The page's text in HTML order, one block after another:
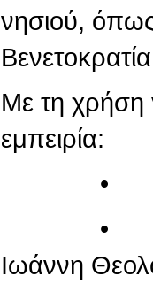
νησιού,
Με τη χρήση
εμπειρία:
• Να
• Να
Ιωάννη